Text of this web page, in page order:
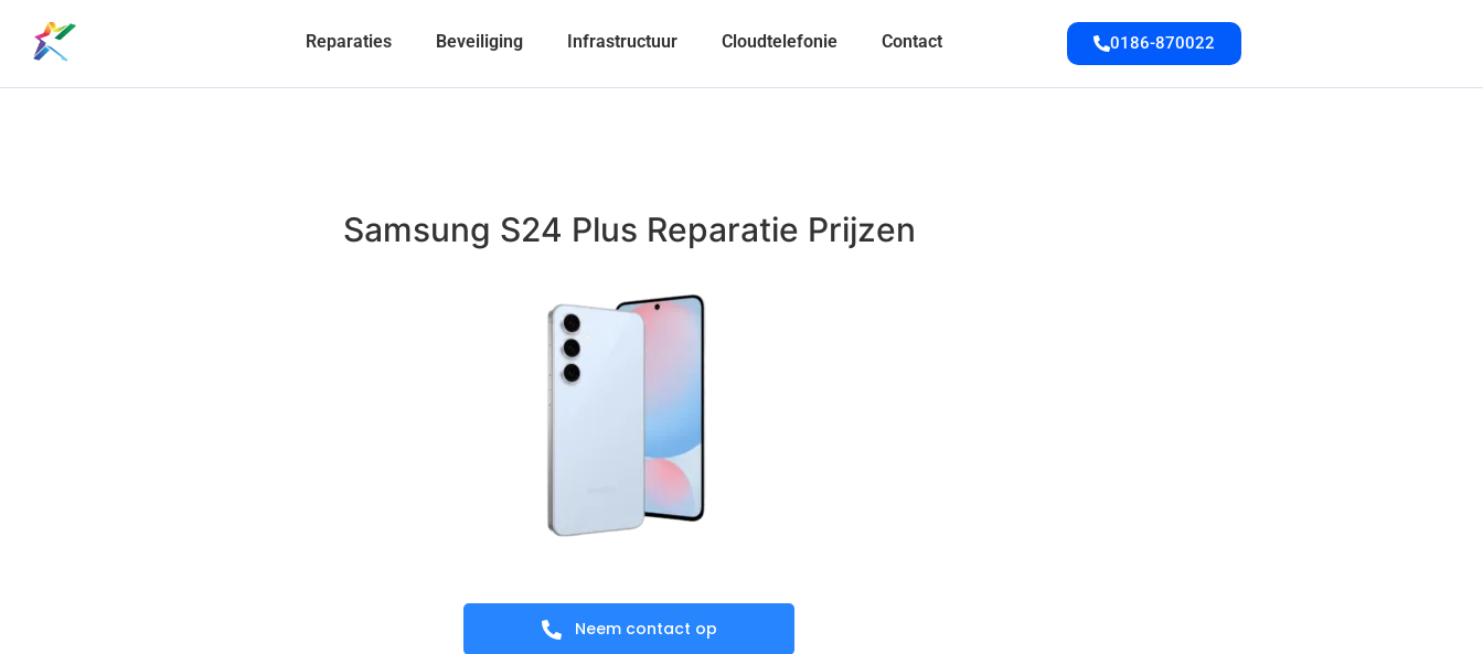
Reparaties Beveiliging Infrastructuur Cloudtelefonie Contact 0186-870022
Samsung S24 Plus Reparatie Prijzen
Neem contact op